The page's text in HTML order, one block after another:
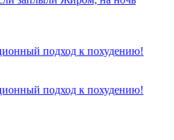
подход к похудению!
подход к похудению!